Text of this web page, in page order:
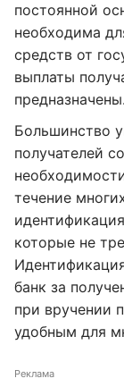
постоянной
необходима
средств от
выплаты
предназначены.
Большинство
получателей
течение
которые не
банк за
при вручении
удобным для
Реклама